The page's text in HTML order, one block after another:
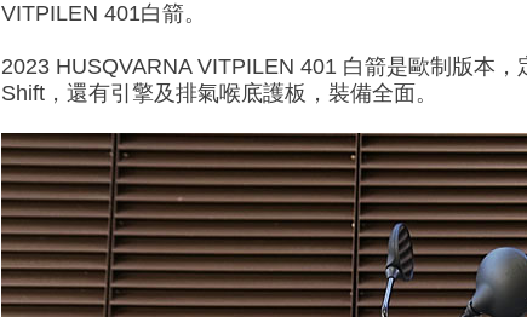
VITPILEN 401白箭。
2023 HUSQVARNA VITPILEN 401 白箭是歐制版本
Shift，還有引擎及排氣喉底護板，裝備全面。